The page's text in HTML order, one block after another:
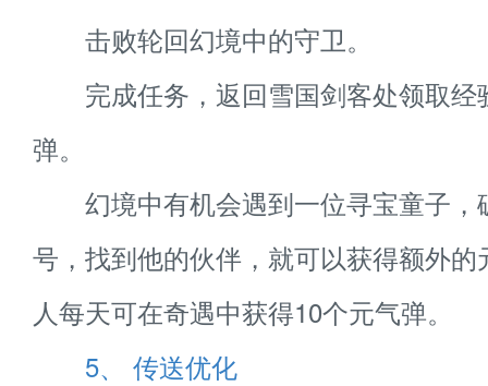
击败轮回幻境中的守卫。
完成任务，返回雪国剑客处领取经
弹。
幻境中有机会遇到一位寻宝童子，
号，找到他的伙伴，就可以获得额外
人每天可在奇遇中获得10个元气弹。
5、 传送优化